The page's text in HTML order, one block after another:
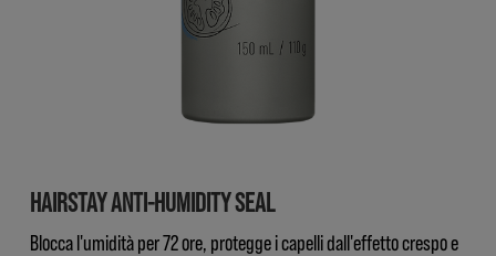
HAIRSTAY ANTI-HUMIDITY SEAL
Blocca l'umidità per 72 ore, protegge i capelli dall'effetto crespo e